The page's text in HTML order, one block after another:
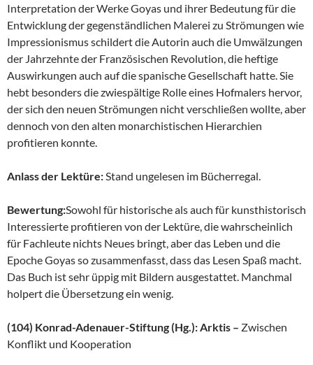
Interpretation der Werke Goyas und ihrer Bedeutung für die
Entwicklung der gegenständlichen Malerei zu Strömungen wie
Impressionismus schildert die Autorin auch die Umwälzungen
der Jahrzehnte der Französischen Revolution, die heftige
Auswirkungen auch auf die spanische Gesellschaft hatte. Sie
hebt besonders die zwiespältige Rolle eines Hofmalers hervor,
der sich den neuen Strömungen nicht verschließen wollte, aber
dennoch von den alten monarchistischen Hierarchien
profitieren konnte.
Anlass der Lektüre: Stand ungelesen im Bücherregal.
Bewertung:Sowohl für historische als auch für kunsthistorisch
Interessierte profitieren von der Lektüre, die wahrscheinlich
für Fachleute nichts Neues bringt, aber das Leben und die
Epoche Goyas so zusammenfasst, dass das Lesen Spaß macht.
Das Buch ist sehr üppig mit Bildern ausgestattet. Manchmal
holpert die Übersetzung ein wenig.
(104) Konrad-Adenauer-Stiftung (Hg.): Arktis – Zwischen
Konflikt und Kooperation